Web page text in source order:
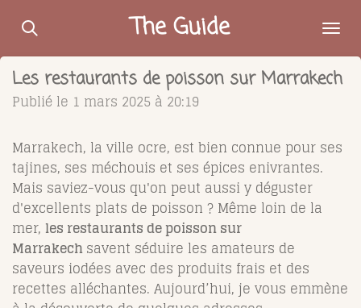
Passer
contenu
principal
The Guide
Les restaurants de poisson sur Marrakech
Publié le 1 mars 2025 à 20:19
Marrakech, la ville ocre, est bien connue pour ses
tajines, ses méchouis et ses épices enivrantes.
Mais saviez-vous qu'on peut aussi y déguster
d'excellents plats de poisson ? Même loin de la
mer, les restaurants de poisson sur
Marrakechsavent séduire les amateurs de
saveurs iodées avec des produits frais et des
recettes alléchantes. Aujourd’hui, je vous emmène